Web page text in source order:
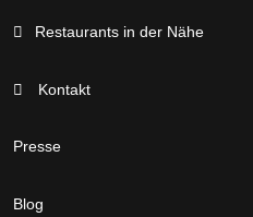
Restaurants in der Nähe
Kontakt
Presse
Blog